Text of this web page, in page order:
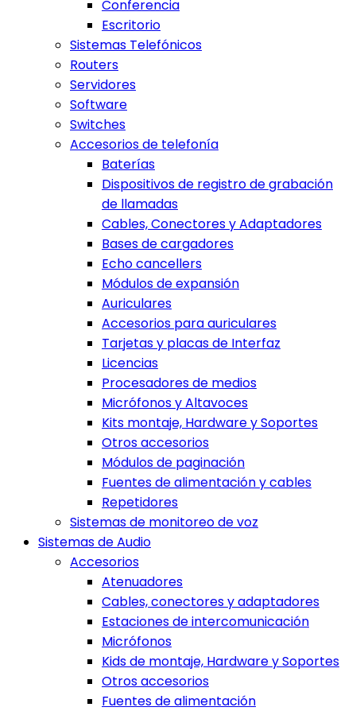
Conferencia
Escritorio
Sistemas Telefónicos
Routers
Servidores
Software
Switches
Accesorios de telefonía
Baterías
Dispositivos de registro de grabación
de llamadas
Cables, Conectores y Adaptadores
Bases de cargadores
Echo cancellers
Módulos de expansión
Auriculares
Accesorios para auriculares
Tarjetas y placas de Interfaz
Licencias
Procesadores de medios
Micrófonos y Altavoces
Kits montaje, Hardware y Soportes
Otros accesorios
Módulos de paginación
Fuentes de alimentación y cables
Repetidores
Sistemas de monitoreo de voz
Sistemas de Audio
Accesorios
Atenuadores
Cables, conectores y adaptadores
Estaciones de intercomunicación
Micrófonos
Kids de montaje, Hardware y Soportes
Otros accesorios
Fuentes de alimentación